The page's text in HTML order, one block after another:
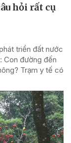
hỏi rất cụ
triển đất nước
Con đường đến
Trạm y tế có